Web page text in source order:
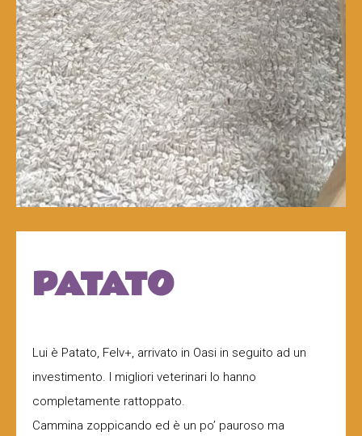
PATATO
Lui è Patato, Felv+, arrivato in Oasi in seguito ad un
investimento. I migliori veterinari lo hanno
completamente rattoppato.
Cammina zoppicando ed è un po’ pauroso ma